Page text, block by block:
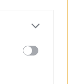
more Google
may click to
party tags to
below Google